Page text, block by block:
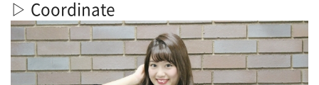
▷ Coordinate